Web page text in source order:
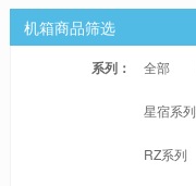
机箱商品筛选
系列： 全部
星宿系列
RZ系列